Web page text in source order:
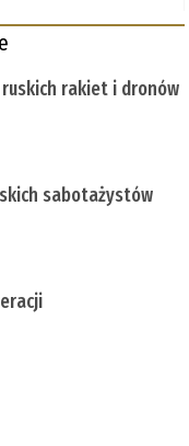
rakiet i dronów
sabotażystów